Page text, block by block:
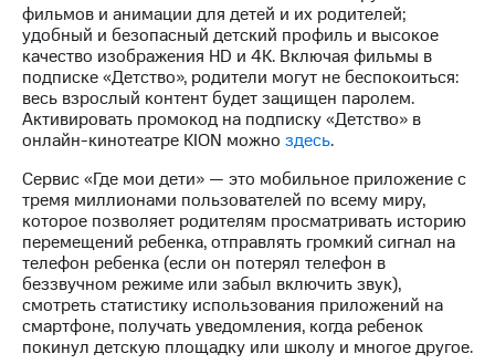
Корпоративный
секретарь
Раскрытие
информации
Информация
акционерам
ПАО
"МТС"
Собрания
акционеров
Личный
кабинет
акционера
Акционерный
капитал
фильмов и анимации для детей и их родителей;
удобный и безопасный детский профиль и высокое
качество изображения HD и 4K. Включая фильмы в
подписке «Детство», родители могут не беспокоиться:
весь взрослый контент будет защищен паролем.
Активировать промокод на подписку «Детство» в
онлайн-кинотеатре KION можно здесь.
Сервис «Где мои дети» — это мобильное приложение с
тремя миллионами пользователей по всему миру,
которое позволяет родителям просматривать историю
перемещений ребенка, отправлять громкий сигнал на
телефон ребенка (если он потерял телефон в
беззвучном режиме или забыл включить звук),
смотреть статистику использования приложений на
смартфоне, получать уведомления, когда ребенок
покинул детскую площадку или школу и многое другое.